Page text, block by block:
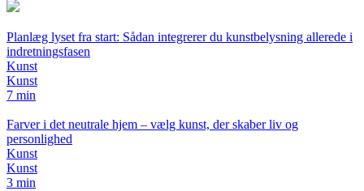
Planlæg lyset fra start: Sådan integrerer du kunstbelysning allerede i
indretningsfasen
Kunst
Kunst
7 min
Farver i det neutrale hjem – vælg kunst, der skaber liv og
personlighed
Kunst
Kunst
3 min